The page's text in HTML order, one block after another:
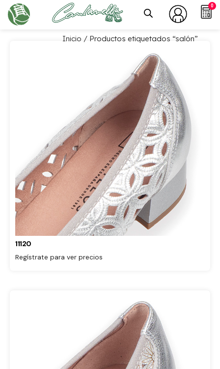
0
Inicio / Productos etiquetados “salón”
11120
Regístrate para ver precios